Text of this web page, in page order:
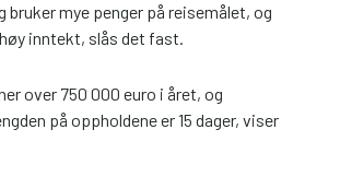
bruker mye penger på reisemålet, og
inntekt, slås det fast.
over 750 000 euro i året, og
på oppholdene er 15 dager, viser